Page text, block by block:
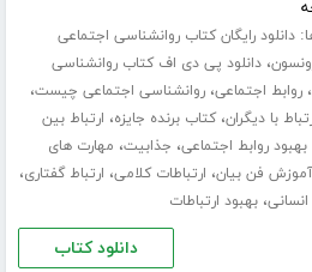
دانلود رایگان کتاب روانشناسی اجتماعی
،دانلود پی دی اف کتاب روانشناسی
،روابط اجتماعی،روانشناسی اجتماعی چیست،
با دیگران،کتاب برنده جایزه، ارتباط بین
بهبود روابط اجتماعی، جذابیت، مهارت های
آموزش فن بیان، ارتباطات کلامی، ارتباط گفتاری،
انسانی،بهبود ارتباطات
دانلود کتاب